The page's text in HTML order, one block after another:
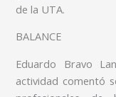
de la UTA.
BALANCE
Eduardo Bravo
actividad comentó